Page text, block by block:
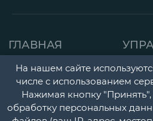
ГЛАВНАЯ
О НАС
НОВОСТИ
На нашем сайте
числе с использованием
Нажимая кнопку "Принять",
обработку персональных